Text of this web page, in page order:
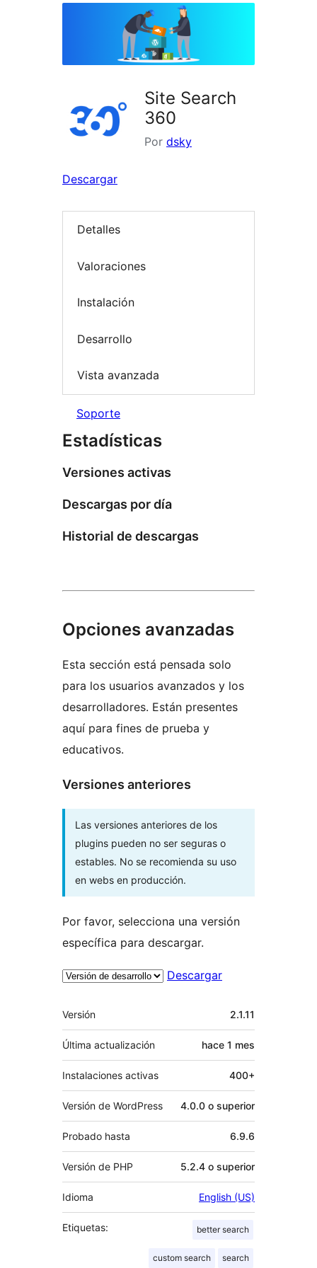
Site Search
360
Por dsky
Descargar
Detalles
Valoraciones
Instalación
Desarrollo
Vista avanzada
Soporte
Estadísticas
Versiones activas
Descargas por día
Historial de descargas
Opciones avanzadas
Esta sección está pensada solo
para los usuarios avanzados y los
desarrolladores. Están presentes
aquí para fines de prueba y
educativos.
Versiones anteriores
Las versiones anteriores de los
plugins pueden no ser seguras o
estables. No se recomienda su uso
en webs en producción.
Por favor, selecciona una versión
específica para descargar.
Descargar
Meta
Versión 2.1.11
Última actualización hace 1 mes
Instalaciones activas 400+
Versión de WordPress 4.0.0 o superior
Probado hasta 6.9.6
Versión de PHP 5.2.4 o superior
Idioma English (US)
Etiquetas: better search
custom search search